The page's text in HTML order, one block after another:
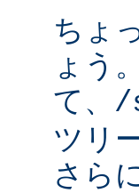
ちょ
ょう
て、 /
ツリ
さら